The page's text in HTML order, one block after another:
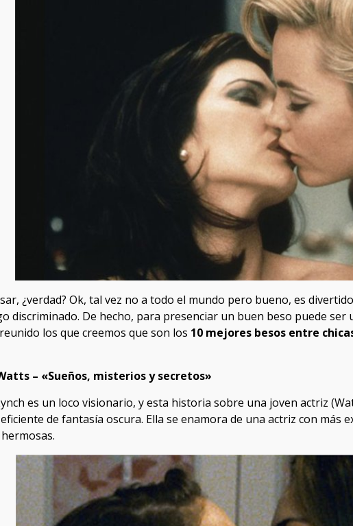
¿verdad? Ok, tal vez no a todo el mundo pero bueno, es
discriminado. De hecho, para presenciar un buen beso puede
los que creemos que son los 10 mejores besos entre
– «Sueños, misterios y secretos»
es un loco visionario, y esta historia sobre una joven actriz
de fantasía oscura. Ella se enamora de una actriz con más